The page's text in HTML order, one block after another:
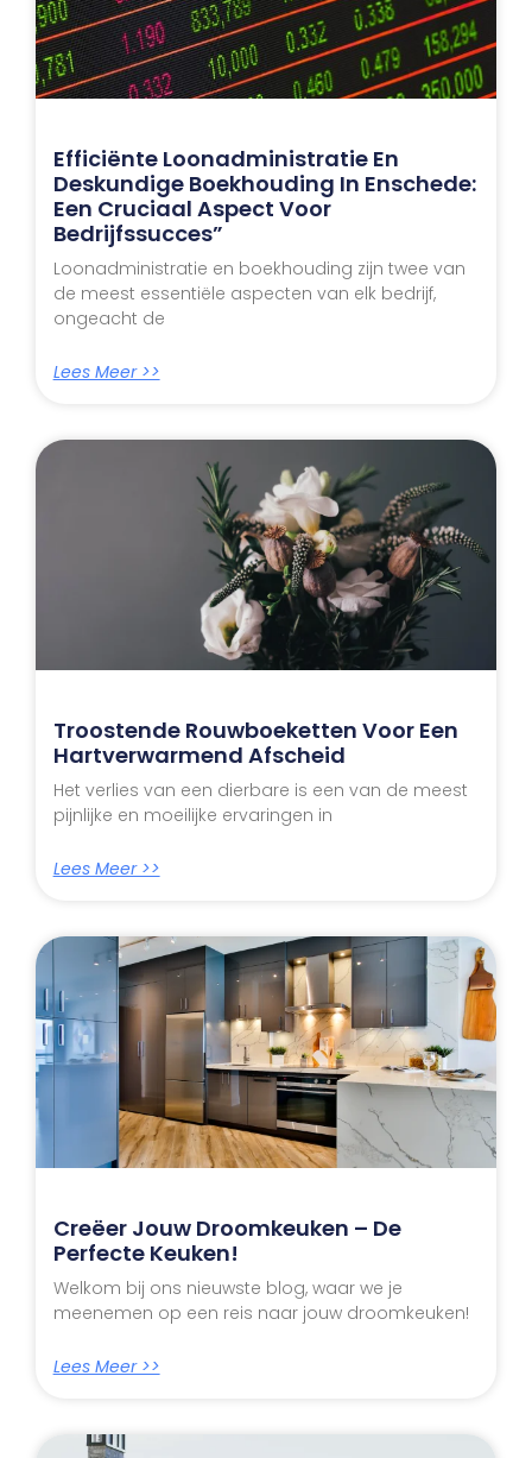
Efficiënte Loonadministratie En
Deskundige Boekhouding In Enschede:
Een Cruciaal Aspect Voor
Bedrijfssucces”
Loonadministratie en boekhouding zijn twee van
de meest essentiële aspecten van elk bedrijf,
ongeacht de
Lees Meer >>
Troostende Rouwboeketten Voor Een
Hartverwarmend Afscheid
Het verlies van een dierbare is een van de meest
pijnlijke en moeilijke ervaringen in
Lees Meer >>
Creëer Jouw Droomkeuken – De
Perfecte Keuken!
Welkom bij ons nieuwste blog, waar we je
meenemen op een reis naar jouw droomkeuken!
Lees Meer >>